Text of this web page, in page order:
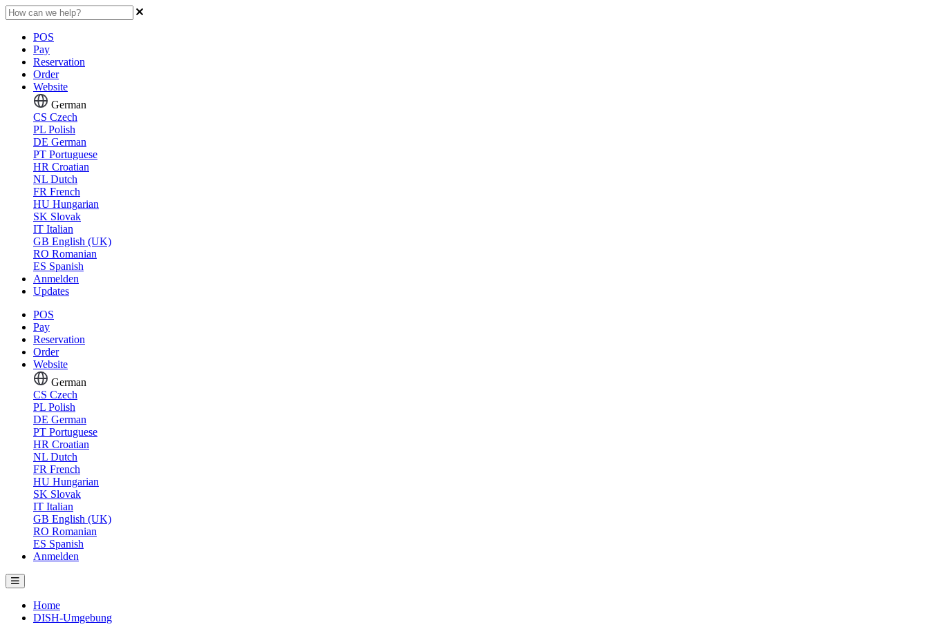
POS
Pay
Reservation
Order
Website
German
CS Czech
PL Polish
DE German
PT Portuguese
HR Croatian
NL Dutch
FR French
HU Hungarian
SK Slovak
IT Italian
GB English (UK)
RO Romanian
ES Spanish
Anmelden
Updates
POS
Pay
Reservation
Order
Website
German
CS Czech
PL Polish
DE German
PT Portuguese
HR Croatian
NL Dutch
FR French
HU Hungarian
SK Slovak
IT Italian
GB English (UK)
RO Romanian
ES Spanish
Anmelden
Home
DISH-Umgebung